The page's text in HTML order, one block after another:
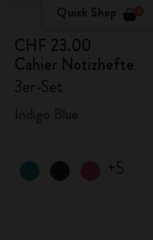
Quick Shop
CHF 23.00
Cahier Notizhefte
3er-Set
+5